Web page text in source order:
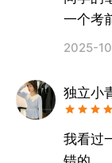
一个考
真题进
2025-
独立小
我看过